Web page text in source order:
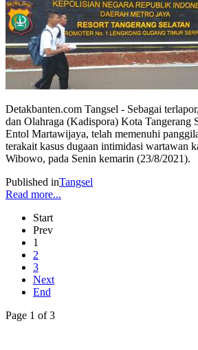
Detakbanten.com Tangsel - Sebagai
dan Olahraga (Kadispora) Kota Tangerang
Entol Martawijaya, telah memenuhi
terakait kasus dugaan intimidasi wartawan
Wibowo, pada Senin kemarin (23/8/2021).
Published inTangsel
Read more...
Start
Prev
1
2
3
Next
End
Page 1 of 3